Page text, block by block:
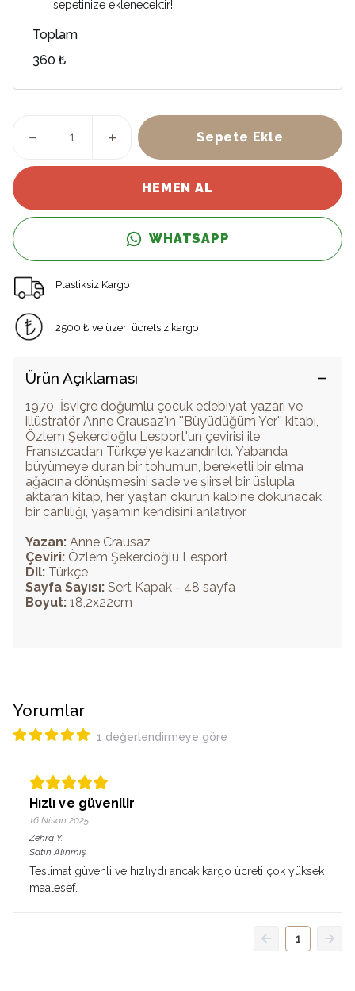
sepetinize eklenecektir!
Toplam
360 ₺
Sepete Ekle
HEMEN AL
WHATSAPP
Plastiksiz Kargo
2500 ₺ ve üzeri ücretsiz kargo
Ürün Açıklaması
1970 İsviçre doğumlu çocuk edebiyat yazarı ve
illüstratör Anne Crausaz'ın ''Büyüdüğüm Yer'' kitabı,
Özlem Şekercioğlu Lesport'un çevirisi ile
Fransızcadan Türkçe'ye kazandırıldı. Yabanda
büyümeye duran bir tohumun, bereketli bir elma
ağacına dönüşmesini sade ve şiirsel bir üslupla
aktaran kitap, her yaştan okurun kalbine dokunacak
bir canlılığı, yaşamın kendisini anlatıyor.
Yazan: Anne Crausaz
Çeviri: Özlem Şekercioğlu Lesport
Dil: Türkçe
Sayfa Sayısı: Sert Kapak - 48 sayfa
Boyut: 18,2x22cm
Yorumlar
1 değerlendirmeye göre
Hızlı ve güvenilir
16 Nisan 2025
Zehra Y.
Satın Alınmış
Teslimat güvenli ve hızlıydı ancak kargo ücreti çok yüksek
maalesef.
1